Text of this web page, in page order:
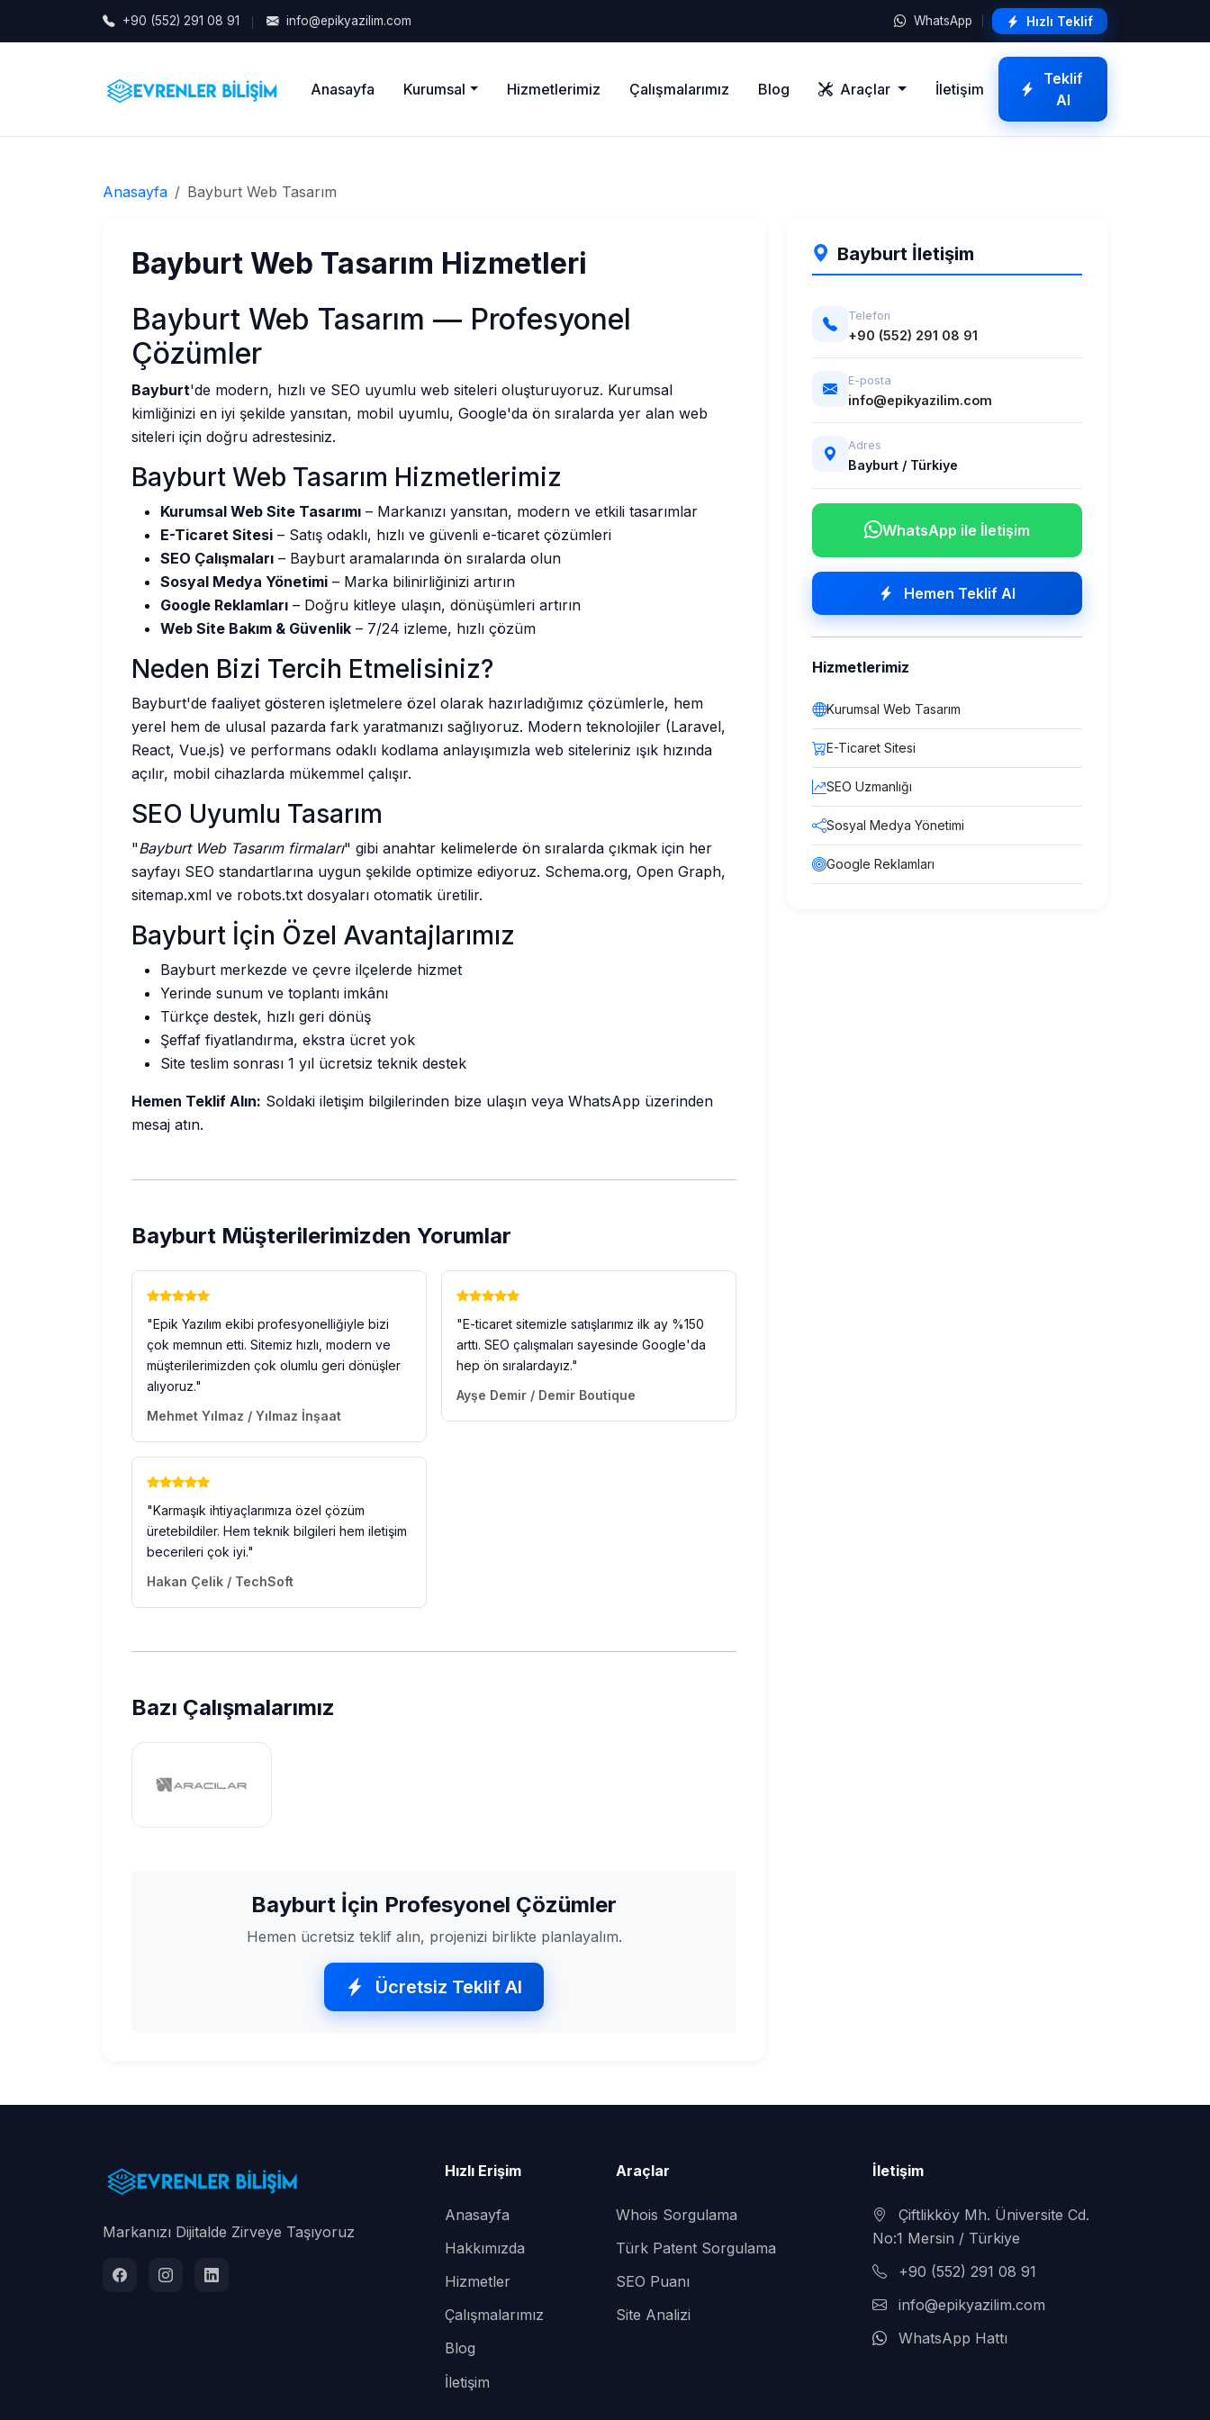
+90 (552) 291 08 91 info@epikyazilim.com WhatsApp Hızlı Teklif
Anasayfa Kurumsal Hizmetlerimiz Çalışmalarımız Blog Araçlar İletişim
Teklif
Al
Anasayfa Bayburt Web Tasarım
Bayburt İletişim
Telefon
+90 (552) 291 08 91
E-posta
info@epikyazilim.com
Adres
Bayburt / Türkiye
WhatsApp ile İletişim
Hemen Teklif Al
Hizmetlerimiz
Kurumsal Web Tasarım
E-Ticaret Sitesi
SEO Uzmanlığı
Sosyal Medya Yönetimi
Google Reklamları
Bayburt Web Tasarım Hizmetleri
Bayburt Web Tasarım — Profesyonel
Çözümler
Bayburt'de modern, hızlı ve SEO uyumlu web siteleri oluşturuyoruz. Kurumsal
kimliğinizi en iyi şekilde yansıtan, mobil uyumlu, Google'da ön sıralarda yer alan web
siteleri için doğru adrestesiniz.
Bayburt Web Tasarım Hizmetlerimiz
Kurumsal Web Site Tasarımı – Markanızı yansıtan, modern ve etkili tasarımlar
E-Ticaret Sitesi – Satış odaklı, hızlı ve güvenli e-ticaret çözümleri
SEO Çalışmaları – Bayburt aramalarında ön sıralarda olun
Sosyal Medya Yönetimi – Marka bilinirliğinizi artırın
Google Reklamları – Doğru kitleye ulaşın, dönüşümleri artırın
Web Site Bakım & Güvenlik – 7/24 izleme, hızlı çözüm
Neden Bizi Tercih Etmelisiniz?
Bayburt'de faaliyet gösteren işletmelere özel olarak hazırladığımız çözümlerle, hem
yerel hem de ulusal pazarda fark yaratmanızı sağlıyoruz. Modern teknolojiler (Laravel,
React, Vue.js) ve performans odaklı kodlama anlayışımızla web siteleriniz ışık hızında
açılır, mobil cihazlarda mükemmel çalışır.
SEO Uyumlu Tasarım
"Bayburt Web Tasarım firmaları" gibi anahtar kelimelerde ön sıralarda çıkmak için her
sayfayı SEO standartlarına uygun şekilde optimize ediyoruz. Schema.org, Open Graph,
sitemap.xml ve robots.txt dosyaları otomatik üretilir.
Bayburt İçin Özel Avantajlarımız
Bayburt merkezde ve çevre ilçelerde hizmet
Yerinde sunum ve toplantı imkânı
Türkçe destek, hızlı geri dönüş
Şeffaf fiyatlandırma, ekstra ücret yok
Site teslim sonrası 1 yıl ücretsiz teknik destek
Hemen Teklif Alın: Soldaki iletişim bilgilerinden bize ulaşın veya WhatsApp üzerinden
mesaj atın.
Bayburt Müşterilerimizden Yorumlar
"Epik Yazılım ekibi profesyonelliğiyle bizi
çok memnun etti. Sitemiz hızlı, modern ve
müşterilerimizden çok olumlu geri dönüşler
alıyoruz."
Mehmet Yılmaz / Yılmaz İnşaat
"E-ticaret sitemizle satışlarımız ilk ay %150
arttı. SEO çalışmaları sayesinde Google'da
hep ön sıralardayız."
Ayşe Demir / Demir Boutique
"Karmaşık ihtiyaçlarımıza özel çözüm
üretebildiler. Hem teknik bilgileri hem iletişim
becerileri çok iyi."
Hakan Çelik / TechSoft
Bazı Çalışmalarımız
Bayburt İçin Profesyonel Çözümler
Hemen ücretsiz teklif alın, projenizi birlikte planlayalım.
Ücretsiz Teklif Al
Markanızı Dijitalde Zirveye Taşıyoruz
Hızlı Erişim
Anasayfa
Hakkımızda
Hizmetler
Çalışmalarımız
Blog
İletişim
Araçlar
Whois Sorgulama
Türk Patent Sorgulama
SEO Puanı
Site Analizi
İletişim
Çiftlikköy Mh. Üniversite Cd.
No:1 Mersin / Türkiye
+90 (552) 291 08 91
info@epikyazilim.com
WhatsApp Hattı